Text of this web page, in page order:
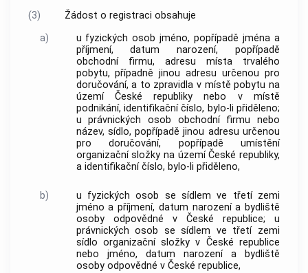
(3)
Žádost o registraci obsahuje
a)
u fyzických osob jméno, popřípadě jména a
příjmení, datum narození, popřípadě
obchodní firmu, adresu místa trvalého
pobytu, případně jinou adresu určenou pro
doručování, a to zpravidla v místě pobytu na
území České republiky nebo v místě
podnikání, identifikační číslo, bylo-li přiděleno;
u právnických osob obchodní firmu nebo
název, sídlo, popřípadě jinou adresu určenou
pro doručování, popřípadě umístění
organizační složky na území České republiky,
a identifikační číslo, bylo-li přiděleno,
b)
u fyzických osob se sídlem ve třetí zemi
jméno a příjmení, datum narození a bydliště
osoby odpovědné v České republice; u
právnických osob se sídlem ve třetí zemi
sídlo organizační složky v České republice
nebo jméno, datum narození a bydliště
osoby odpovědné v České republice,